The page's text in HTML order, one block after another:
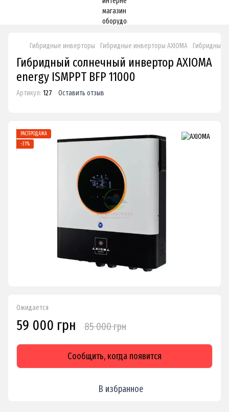
Гибридные инверторы Гибридные инверторы AXIOMA Гибридный
Гибридный солнечный инвертор AXIOMA
energy ISMPPT BFP 11000
Артикул: 127 Оставить отзыв
РАСПРОДАЖА
−31%
Ожидается
59 000 грн 85 000 грн
Сообщить, когда появится
В избранное